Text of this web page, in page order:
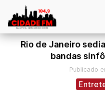
Rio de Janeiro
bandas
Publicado